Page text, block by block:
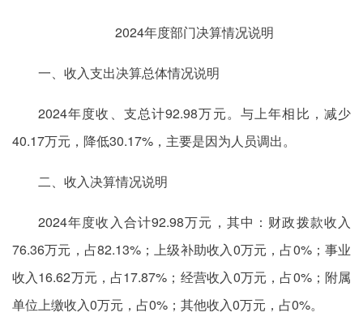
2024年度部门决算情况说明
一、收入支出决算总体情况说明
2024年度收 、 支总计92.98万元。 与上年相比，减少
40.17万元，降低30.17%，主要是因为人员调出。
二、收入决算情况说明
2024年度收入合计92.98万元，其中：财政拨款收入
76.36万元，占82.13%；上级补助收入0万元，占0%；事业
收入16.62万元，占17.87%；经营收入0万元，占0%；附属
单位上缴收入0万元，占0%；其他收入0万元，占0%。